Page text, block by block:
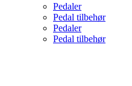
Pedaler
Pedal tilbehør
Pedaler
Pedal tilbehør